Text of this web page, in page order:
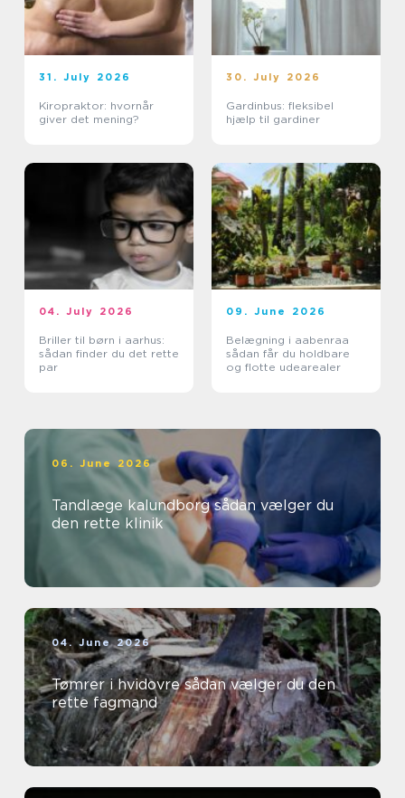
31. July 2026
Kiropraktor: hvornår
giver det mening?
30. July 2026
Gardinbus: fleksibel
hjælp til gardiner
04. July 2026
Briller til børn i aarhus:
sådan finder du det rette
par
09. June 2026
Belægning i aabenraa
sådan får du holdbare
og flotte udearealer
06. June 2026
Tandlæge kalundborg sådan vælger du
den rette klinik
04. June 2026
Tømrer i hvidovre sådan vælger du den
rette fagmand